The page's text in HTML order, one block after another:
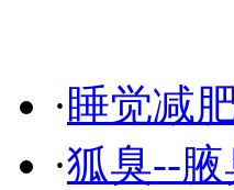
·睡觉减
·狐臭--